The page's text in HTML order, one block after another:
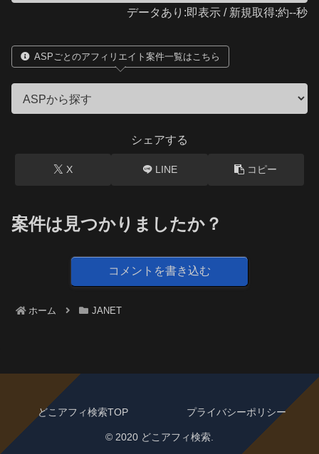
データあり:即表示 / 新規取得:約--秒
ASPごとのアフィリエイト案件一覧はこちら
シェアする
X LINE コピー
案件は見つかりましたか？
コメントを書き込む
ホーム JANET
どこアフィ検索TOP プライバシーポリシー
© 2020 どこアフィ検索.